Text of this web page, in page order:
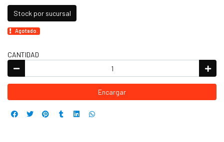
Stock por sucursal
Agotado.
CANTIDAD
Encargar